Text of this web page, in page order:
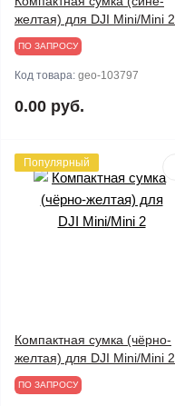
желтая) для DJI Mini/Mini 2
ПО ЗАПРОСУ
Код товара: geo-103797
0.00 руб.
Популярный
Компактная сумка (чёрно-
желтая) для DJI Mini/Mini 2
ПО ЗАПРОСУ